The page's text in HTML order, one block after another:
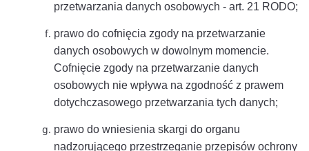
przetwarzania danych osobowych - art. 21 RODO;
prawo do cofnięcia zgody na przetwarzanie
danych osobowych w dowolnym momencie.
Cofnięcie zgody na przetwarzanie danych
osobowych nie wpływa na zgodność z prawem
dotychczasowego przetwarzania tych danych;
prawo do wniesienia skargi do organu
nadzorującego przestrzeganie przepisów ochrony